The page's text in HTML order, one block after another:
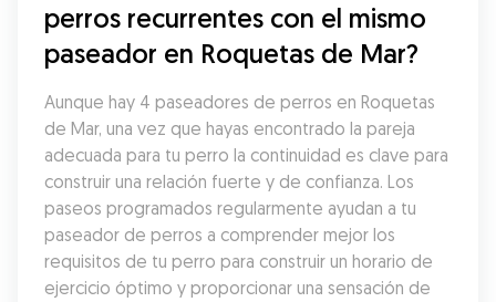
perros recurrentes con el mismo
paseador en Roquetas de Mar?
Aunque hay 4 paseadores de perros en Roquetas
de Mar, una vez que hayas encontrado la pareja
adecuada para tu perro la continuidad es clave para
construir una relación fuerte y de confianza. Los
paseos programados regularmente ayudan a tu
paseador de perros a comprender mejor los
requisitos de tu perro para construir un horario de
ejercicio óptimo y proporcionar una sensación de